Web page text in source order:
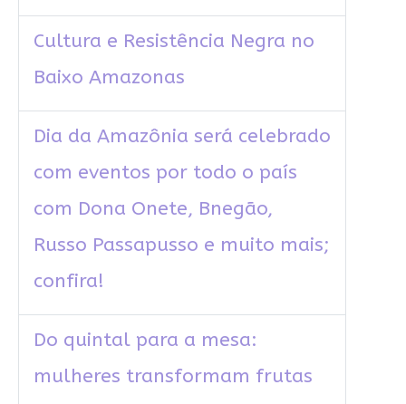
Cultura e Resistência Negra no
Baixo Amazonas
Dia da Amazônia será celebrado
com eventos por todo o país
com Dona Onete, Bnegão,
Russo Passapusso e muito mais;
confira!
Do quintal para a mesa:
mulheres transformam frutas